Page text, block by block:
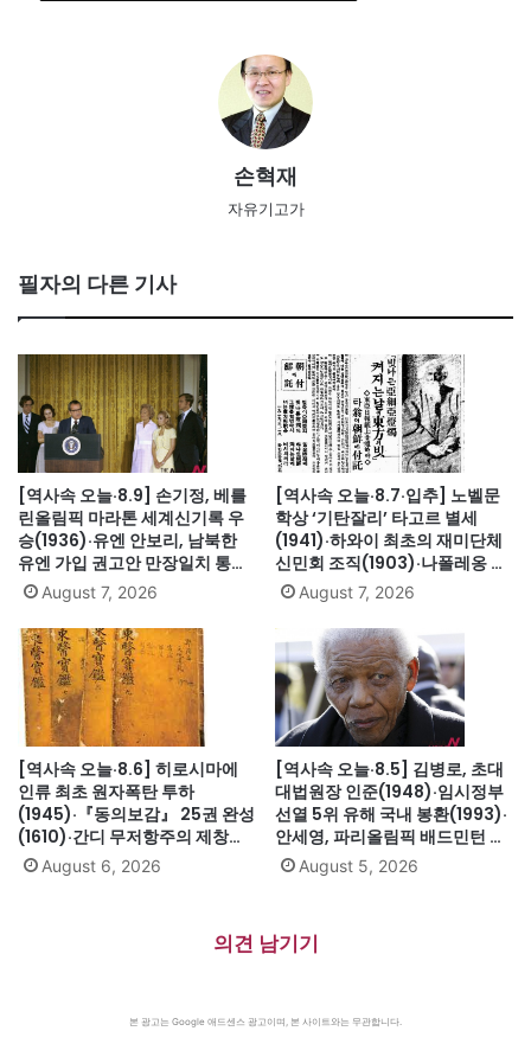
손혁재
자유기고가
필자의 다른 기사
[역사속 오늘·8.9] 손기정, 베를
린올림픽 마라톤 세계신기록 우
승(1936)·유엔 안보리, 남북한
유엔 가입 권고안 만장일치 통과
(1991)·싱가포르, 말레이시아에
서 분리 독립(1965)·닉슨, 워터
게이트로 사상 첫 대통령 사임
(1974)
August 7, 2026
[역사속 오늘·8.7·입추] 노벨문
학상 ‘기탄잘리’ 타고르 별세
(1941)·하와이 최초의 재미단체
신민회 조직(1903)·나폴레옹 세
인트헬레나섬 유배(1815)·英 해
군, 스페인 무적함대 격파
(1588)·美 화성탐사로봇 큐리오
시티 화성 착륙(2012)·日, 화이
트리스트에서 한국 제외(2019)
August 7, 2026
[역사속 오늘·8.6] 히로시마에
인류 최초 원자폭탄 투하
(1945)·『동의보감』 25권 완성
(1610)·간디 무저항주의 제창
(1931)·대전엑스포 개막(1993)·
자메이카, 영국에서 독립(1962)
August 6, 2026
[역사속 오늘·8.5] 김병로, 초대
대법원장 인준(1948)·임시정부
선열 5위 유해 국내 봉환(1993)·
안세영, 파리올림픽 배드민턴 여
자단식 금메달(2024)·하시나 방
글라데시 총리 인도 망명
라 체포, 27년 옥고의 시작
August 5, 2026
의견 남기기
본 광고는 Google 애드센스 광고이며, 본 사이트와는 무관합니다.